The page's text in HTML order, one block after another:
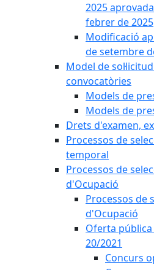
2025
febrer de 2025
Modificació
de setembre
Model de
convocatòries
Models de
Models de
Drets d'examen,
Processos de
temporal
Processos de
d'Ocupació
Processos de
d'Ocupació
Oferta
20/2021
Concurs